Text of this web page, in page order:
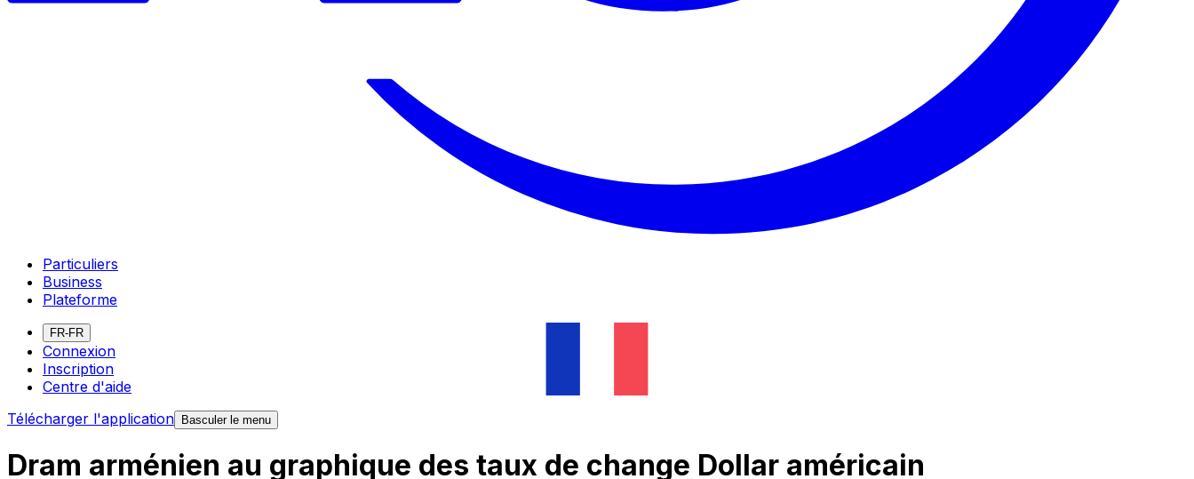
Particuliers
Business
Plateforme
FR-FR
Connexion
Inscription
Centre d'aide
Télécharger l'application Basculer le menu
Dram arménien au graphique des taux de change Dollar américain